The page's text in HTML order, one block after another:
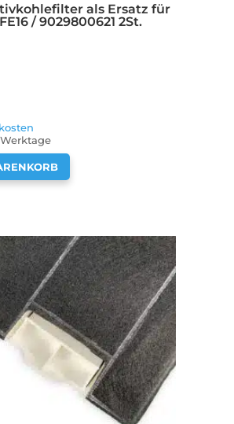
als Ersatz für
/ 9029800621 2St.
Werktage